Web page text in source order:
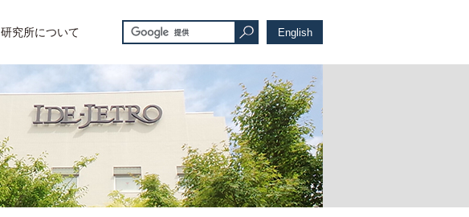
研究所について English